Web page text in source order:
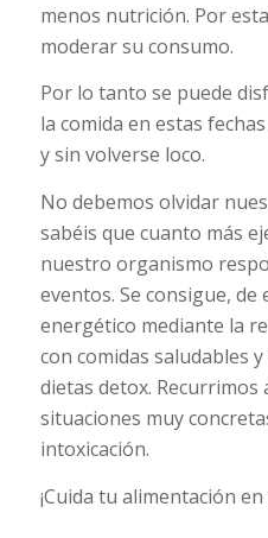
menos nutrición. Por
moderar su consumo.
Por lo tanto se puede
la comida en estas
y sin volverse loco.
No debemos olvidar
sabéis que cuanto más
nuestro organismo
eventos. Se consigue,
energético mediante la
con comidas saludables
dietas detox. Recurrimos
situaciones muy
intoxicación.
¡Cuida tu alimentación